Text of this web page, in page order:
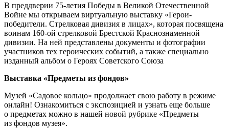
В преддверии 75-летия Победы в Великой Отечественной
Войне мы открываем виртуальную выставку «Герои-
победители. Стрелковая дивизия в лицах», которая посвящена
воинам 160-ой стрелковой Брестской Краснознаменной
дивизии. На ней представлены документы и фотографии
участников тех героических событий, а также специально
изданный альбом о Героях Советского Союза
Выставка «Предметы из фондов»
Музей «Садовое кольцо» продолжает свою работу в режиме
онлайн! Ознакомиться с экспозицией и узнать еще больше
о предметах можно в нашей новой рубрике «Предметы
из фондов музея».